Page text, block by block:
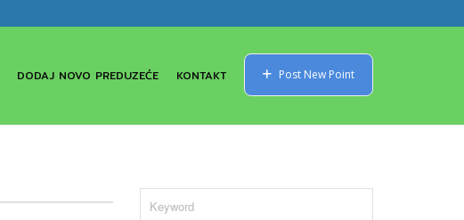
DODAJ NOVO PREDUZEĆE KONTAKT Post New Point